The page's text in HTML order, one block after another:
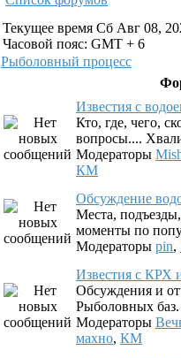
Текущее время Сб Авг 08,
Часовой пояс: GMT + 6
Рыболовный процесс
Известия с
Кто, где, чего,
вопросы....
Модераторы
КМ
Обсуждение
Места,
моменты по
Модераторы pin,
Известия с КРХ
Обсуждения и
Рыболовных баз.
Модераторы
махно, КМ